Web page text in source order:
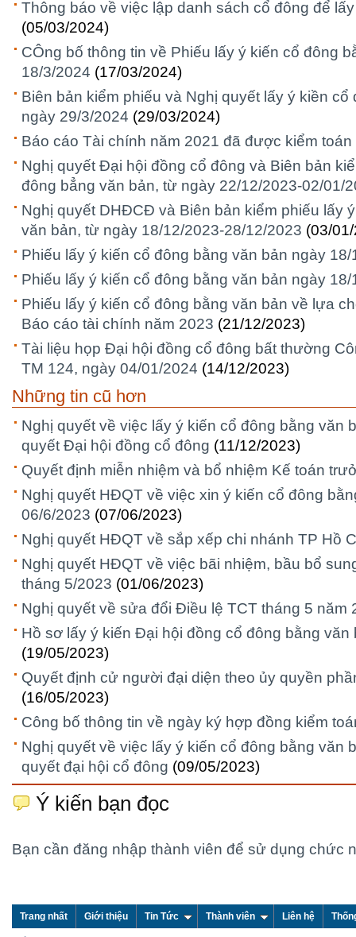
Thông báo về việc lập danh sách cổ đông để
(05/03/2024)
CÔng bố thông tin về Phiếu lấy ý kiến cổ đông
18/3/2024 (17/03/2024)
Biên bản kiểm phiếu và Nghị quyết lấy ý kiền
ngày 29/3/2024 (29/03/2024)
Báo cáo Tài chính năm 2021 đã được kiểm toán
Nghị quyết Đại hội đồng cổ đông và Biên bản
đông bẳng văn bản, từ ngày 22/12/2023-02/01/
Nghị quyết DHĐCĐ và Biên bản kiểm phiếu lấy
văn bản, từ ngày 18/12/2023-28/12/2023 (03/
Phiếu lấy ý kiến cổ đông bằng văn bản ngày 18/
Phiếu lấy ý kiến cổ đông bằng văn bản ngày 18/
Phiếu lấy ý kiến cổ đông bằng văn bản về lựa
Báo cáo tài chính năm 2023 (21/12/2023)
Tài liệu họp Đại hội đồng cổ đông bất thường
TM 124, ngày 04/01/2024 (14/12/2023)
Những tin cũ hơn
Nghị quyết về việc lấy ý kiến cổ đông bằng văn
quyết Đại hội đồng cổ đông (11/12/2023)
Quyết định miễn nhiệm và bổ nhiệm Kế toán
Nghị quyết HĐQT về việc xin ý kiến cổ đông
06/6/2023 (07/06/2023)
Nghị quyết HĐQT về sắp xếp chi nhánh TP Hồ
Nghị quyết HĐQT về việc bãi nhiệm, bầu bổ
tháng 5/2023 (01/06/2023)
Nghị quyết về sửa đổi Điều lệ TCT tháng 5 năm
Hồ sơ lấy ý kiến Đại hội đồng cổ đông bằng văn
(19/05/2023)
Quyết định cử người đại diện theo ủy quyền
(16/05/2023)
Công bố thông tin về ngày ký hợp đồng kiểm
Nghị quyết về việc lấy ý kiến cổ đông bằng văn
quyết đại hội cổ đông (09/05/2023)
Ý kiến bạn đọc
Bạn cần đăng nhập thành viên để sử dụng chức
Trang nhất Giới thiệu Tin Tức Thành viên Liên hệ